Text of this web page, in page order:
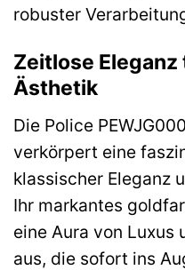
robuster
Zeitlose
Ästhetik
Die Police
verkörpert eine
klassischer Eleganz
Ihr markantes
eine Aura von Luxus
aus, die sofort ins